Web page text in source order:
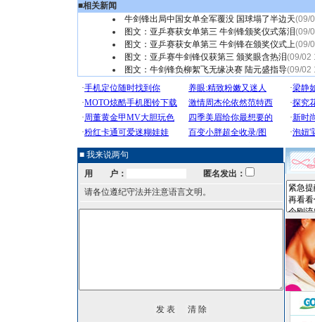
■相关新闻
牛剑锋出局中国女单全军覆没 国球塌了半边天(09/
图文：亚乒赛获女单第三 牛剑锋颁奖仪式落泪(09/
图文：亚乒赛获女单第三 牛剑锋在颁奖仪式上(09/
图文：亚乒赛牛剑锋仅获第三 颁奖眼含热泪(09/02
图文：牛剑锋负柳絮飞无缘决赛 陆元盛指导(09/02
■ 我来说两句
用 户：
匿名发出：
请各位遵纪守法并注意语言文明。